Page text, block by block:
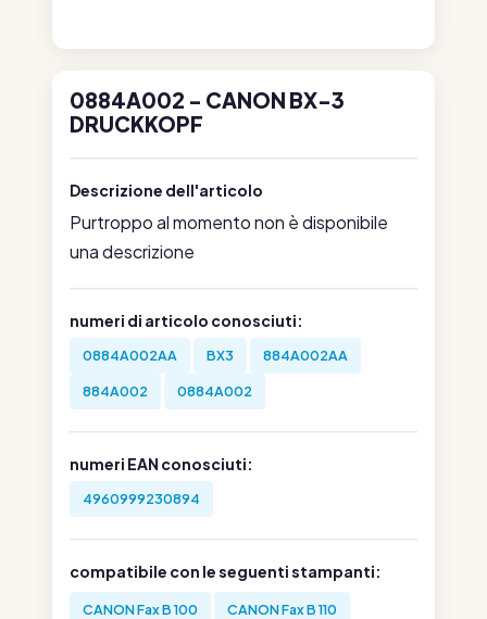
0884A002 - CANON BX-3
DRUCKKOPF
Descrizione dell'articolo
Purtroppo al momento non è disponibile
una descrizione
numeri di articolo conosciuti:
0884A002AA BX3 884A002AA
884A002 0884A002
numeri EAN conosciuti:
4960999230894
compatibile con le seguenti stampanti:
CANON Fax B 100 CANON Fax B 110